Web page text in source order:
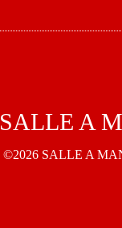
SALLE A
©2026 SALLE A